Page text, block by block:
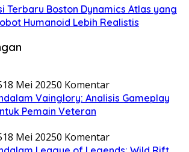
Terbaru Boston Dynamics Atlas yang
Humanoid Lebih Realistis
18 Mei 20250 Komentar
Vainglory: Analisis Gameplay
Pemain Veteran
18 Mei 20250 Komentar